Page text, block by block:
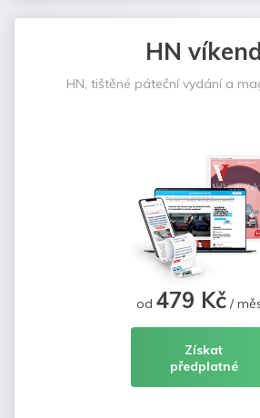
HN
HN, tištěné páteční vydání a
od 479 Kč/
Získat
předplatné